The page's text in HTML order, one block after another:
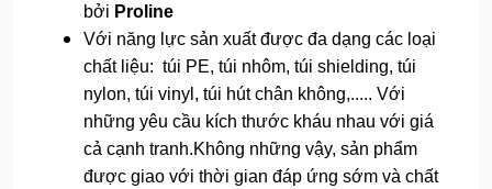
bởi Proline
Với năng lực sản xuất được đa dạng các loại
chất liệu: túi PE, túi nhôm, túi shielding, túi
nylon, túi vinyl, túi hút chân không,..... Với
những yêu cầu kích thước kháu nhau với giá
cả cạnh tranh.Không những vậy, sản phẩm
được giao với thời gian đáp ứng sớm và chất